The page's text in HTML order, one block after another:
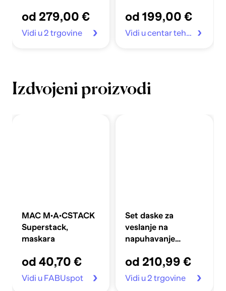
od 279,00 €
Vidi u 2 trgovine
od 199,00 €
Vidi u centar tehnike
Izdvojeni proizvodi
MAC M·A·CSTACK
Superstack,
maskara
od 40,70 €
Vidi u FABUspot
Set daske za
veslanje na
napuhavanje
plavi
od 210,99 €
Vidi u 2 trgovine